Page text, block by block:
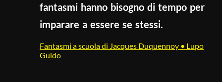
fantasmi hanno bisogno di tempo per
imparare a essere se stessi.
Fantasmi a scuola di Jacques Duquennoy • Lupo
Guido